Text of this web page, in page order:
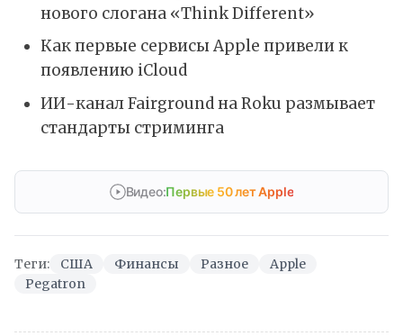
нового слогана «Think Different»
Как первые сервисы Apple привели к
появлению iCloud
ИИ-канал Fairground на Roku размывает
стандарты стриминга
Видео:Первые 50 лет Apple
Теги: США Финансы Разное
Apple
Pegatron